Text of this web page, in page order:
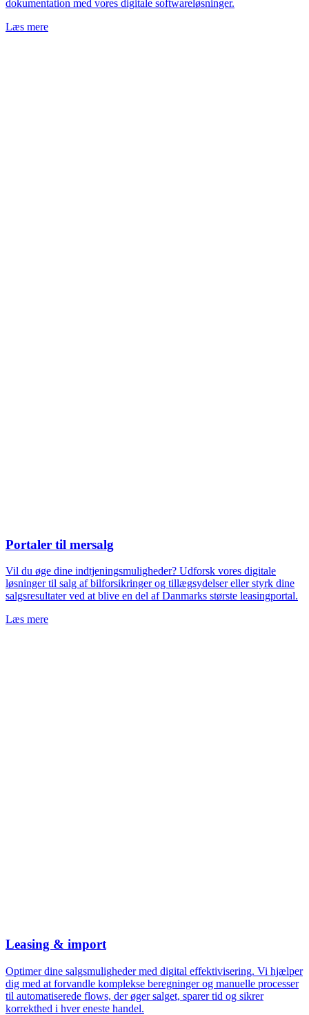
dokumentation med vores digitale softwareløsninger.
Læs mere
Portaler til mersalg
Vil du øge dine indtjeningsmuligheder? Udforsk vores digitale
løsninger til salg af bilforsikringer og tillægsydelser eller styrk dine
salgsresultater ved at blive en del af Danmarks største leasingportal.
Læs mere
Leasing & import
Optimer dine salgsmuligheder med digital effektivisering. Vi hjælper
dig med at forvandle komplekse beregninger og manuelle processer
til automatiserede flows, der øger salget, sparer tid og sikrer
korrekthed i hver eneste handel.